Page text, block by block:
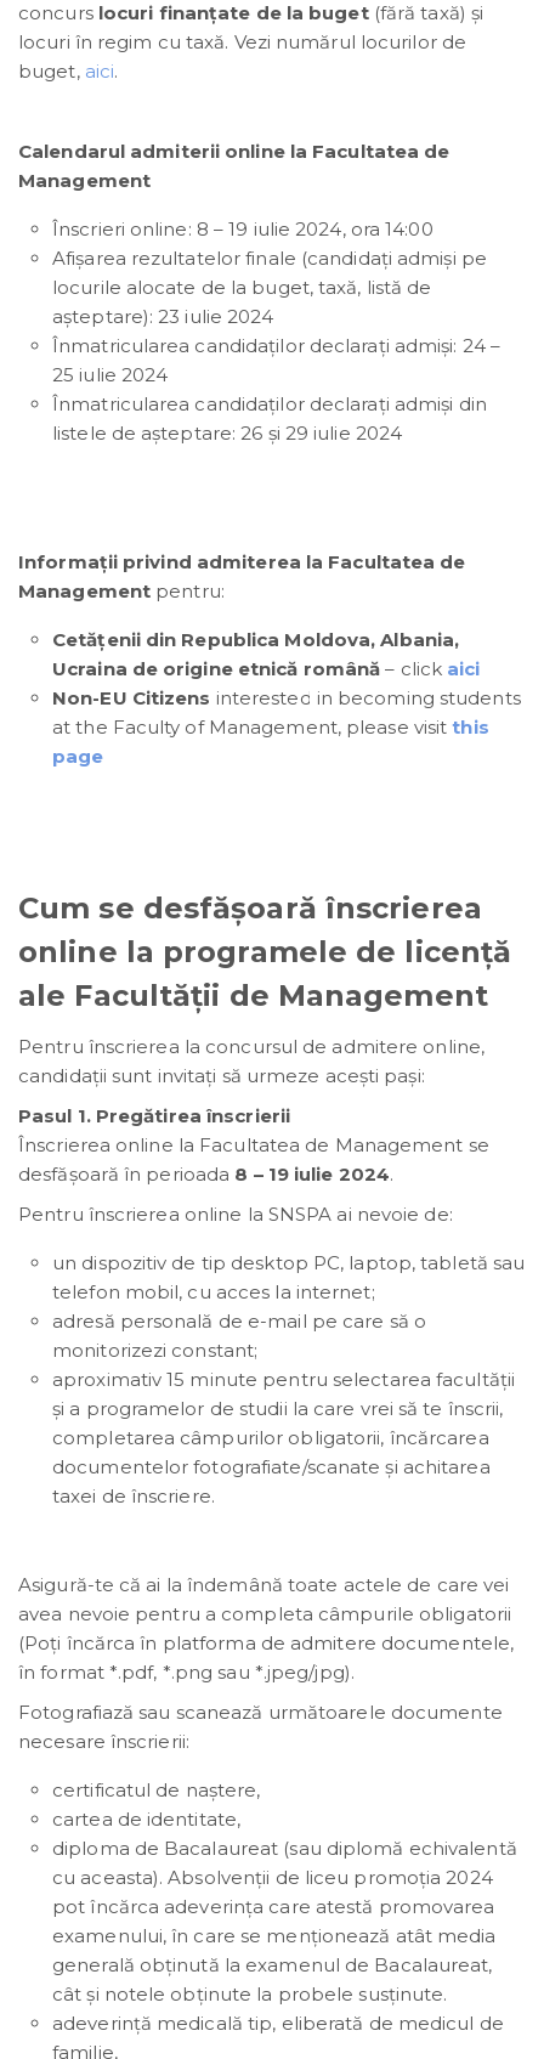
concurs locuri finanțate de la buget(fără taxă) și
locuri în regim cu taxă. Vezi numărul locurilor de
buget, aici.
Calendarul admiterii online la Facultatea de
Management
Înscrieri online: 8 – 19 iulie 2024, ora 14:00
Afișarea rezultatelor finale (candidați admiși pe
locurile alocate de la buget, taxă, listă de
așteptare): 23 iulie 2024
Înmatricularea candidaţilor declaraţi admişi: 24 –
25 iulie 2024
Înmatricularea candidaţilor declaraţi admişi din
listele de așteptare: 26 și 29 iulie 2024
Informații privind admiterea la Facultatea de
Management pentru:
Cetăţenii din Republica Moldova, Albania,
Ucraina de origine etnică română – click aici
Non-EU Citizens interested in becoming students
at the Faculty of Management, please visitthis
page
Cum se desfășoară înscrierea
online la programele de licență
ale Facultății de Management
Pentru înscrierea la concursul de admitere online,
candidații sunt invitați să urmeze acești pași:
Pasul 1. Pregătirea înscrierii
Înscrierea online la Facultatea de Management se
desfășoară în perioada 8 – 19 iulie 2024.
Pentru înscrierea online la SNSPA ai nevoie de:
un dispozitiv de tip desktop PC, laptop, tabletă sau
telefon mobil, cu acces la internet;
adresă personală de e-mail pe care să o
monitorizezi constant;
aproximativ 15 minute pentru selectarea facultății
și a programelor de studii la care vrei să te înscrii,
completarea câmpurilor obligatorii, încărcarea
documentelor fotografiate/scanate și achitarea
taxei de înscriere.
Asigură-te că ai la îndemână toate actele de care vei
avea nevoie pentru a completa câmpurile obligatorii
(Poți încărca în platforma de admitere documentele,
în format *.pdf, *.png sau *.jpeg/jpg).
Fotografiază sau scanează următoarele documente
necesare înscrierii:
certificatul de naștere,
cartea de identitate,
diploma de Bacalaureat (sau diplomă echivalentă
cu aceasta). Absolvenţii de liceu promoţia 2024
pot încărca adeverinţa care atestă promovarea
examenului, în care se menţionează atât media
generală obţinută la examenul de Bacalaureat,
cât şi notele obţinute la probele susţinute.
adeverinţă medicală tip, eliberată de medicul de
familie,